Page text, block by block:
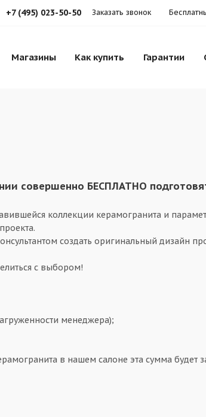
+7 (495) 023-50-50 Заказать звонок
Магазины Как купить Гарантии
совершенно БЕСПЛАТНО
коллекции керамогранита и
создать оригинальный дизайн
с выбором!
менеджера);
в нашем салоне эта сумма будет